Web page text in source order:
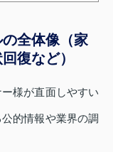
全体像（家
復など）
様が直面しやすい
的情報や業界の調